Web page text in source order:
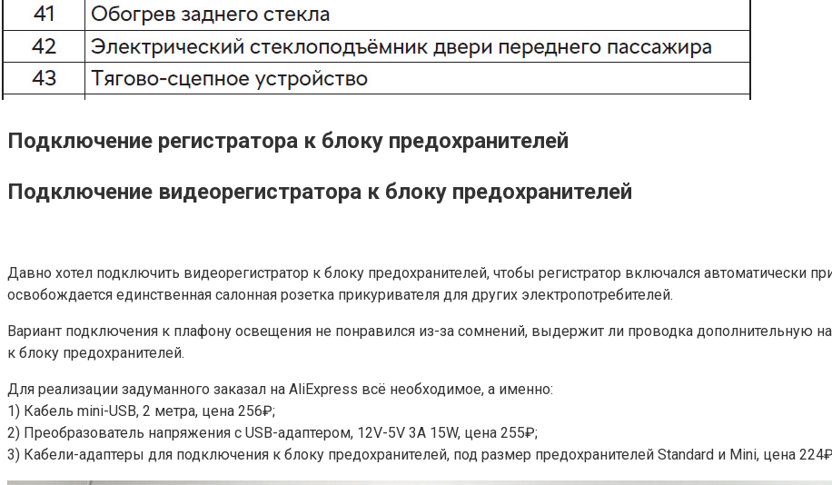
Подключение регистратора к блоку предохранителей
Подключение видеорегистратора к блоку предохранителей
Давно хотел подключить видеорегистратор к блоку предохранителей, чтобы регистратор включался автоматически
освобождается единственная салонная розетка прикуривателя для других электропотребителей.
Вариант подключения к плафону освещения не понравился из-за сомнений, выдержит ли проводка дополнительную
к блоку предохранителей.
Для реализации задуманного заказал на AliExpress всё необходимое, а именно:
1) Кабель mini-USB, 2 метра, цена 256₽;
2) Преобразователь напряжения с USB-адаптером, 12V-5V 3А 15W, цена 255₽;
3) Кабели-адаптеры для подключения к блоку предохранителей, под размер предохранителей Standard и Mini, цена